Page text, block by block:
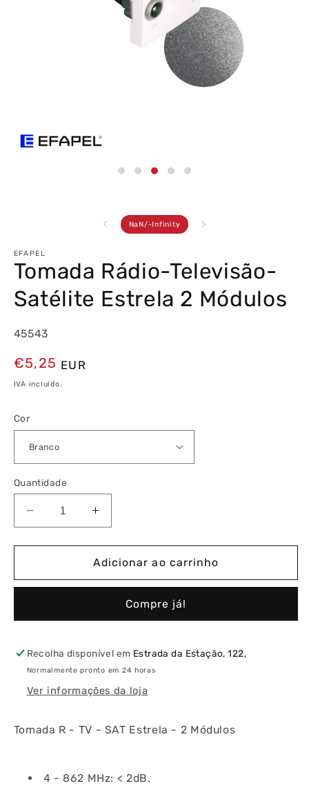
NaN/ de
-Infinity
EFAPEL
Tomada Rádio-Televisão-
Satélite Estrela 2 Módulos
45543
Preço
normal
€5,25 EUR
IVA incluído.
Cor
Quantidade
Diminuir
a
quantidade
Tomada
Satélite
2
Módulos
Aumentar
a
quantidade
de
Tomada
Televisão-
Satélite
2
Módulos
Adicionar ao carrinho
Compre já!
Recolha disponível em Estrada da Estação, 122,
Normalmente pronto em 24 horas
Ver informações da loja
Tomada R - TV - SAT Estrela - 2 Módulos
4 - 862 MHz: < 2dB.